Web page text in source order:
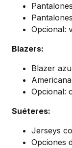
Opcional:
Blazers:
Blazer
Opcional:
Suéteres:
Jerseys
Opciones